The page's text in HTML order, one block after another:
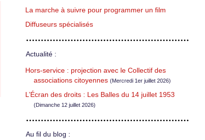
La marche à suivre pour programmer un film
Diffuseurs spécialisés
Actualité :
Hors-service : projection avec le Collectif des
associations citoyennes (Mercredi 1er juillet 2026)
L’Écran des droits : Les Balles du 14 juillet 1953
(Dimanche 12 juillet 2026)
Au fil du blog :